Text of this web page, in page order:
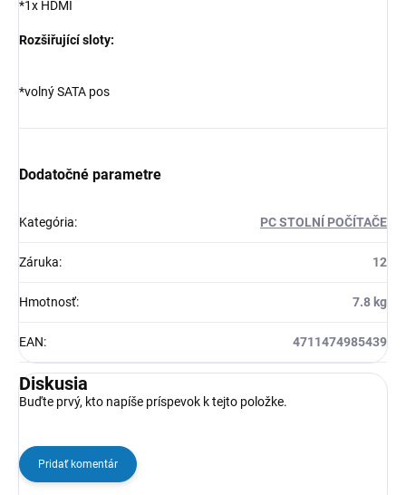
*1x HDMI
Rozšiřující sloty:
*volný SATA pos
Dodatočné parametre
Kategória: PC STOLNÍ POČÍTAČE
Záruka: 12
Hmotnosť: 7.8 kg
EAN: 4711474985439
Diskusia
Buďte prvý, kto napíše príspevok k tejto položke.
Pridať komentár